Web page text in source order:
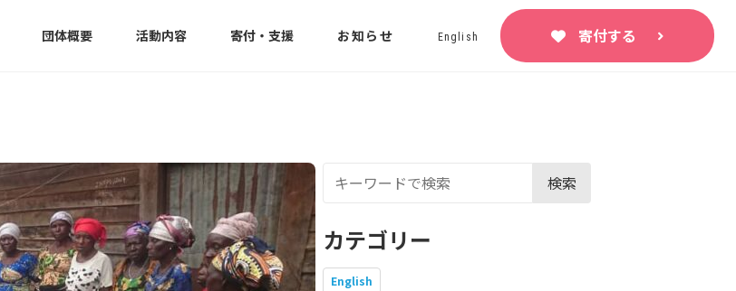
団体概要 活動内容 寄付・支援 お知らせ English 寄付する
検索
カテゴリー
English